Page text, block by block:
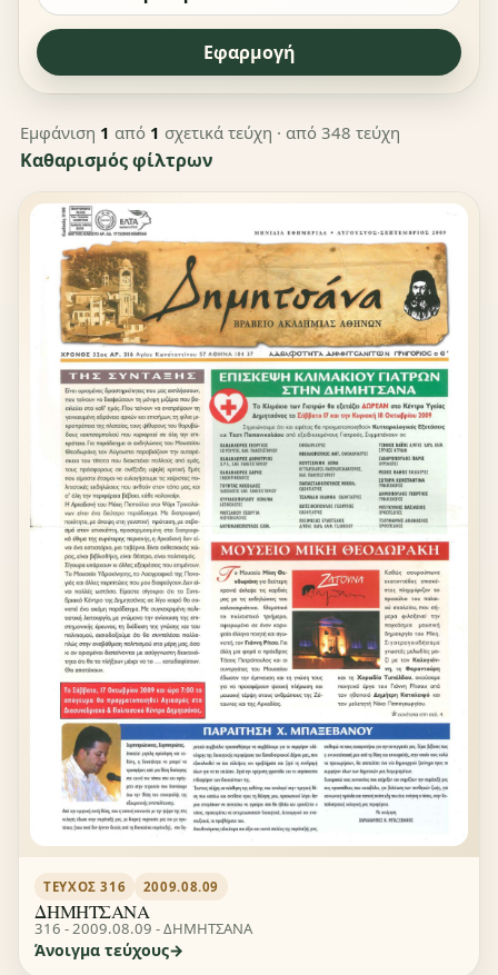
Εφαρμογή
Εμφάνιση 1 από 1 σχετικά τεύχη · από 348 τεύχη
Καθαρισμός φίλτρων
ΤΕΎΧΟΣ 316 2009.08.09
ΔΗΜΗΤΣΑΝΑ
316 - 2009.08.09 - ΔΗΜΗΤΣΑΝΑ
Άνοιγμα τεύχους